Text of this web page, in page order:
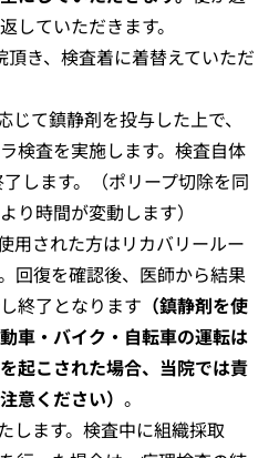
していただきます。
き、検査着に着替えていただ
て鎮静剤を投与した上で、
検査を実施します。検査自体
します。（ポリープ切除を同
り時間が変動します）
用された方はリカバリールー
回復を確認後、医師から結果
終了となります （鎮静剤を使
車・バイク・自転車の運転は
起こされた場合、当院では責
意ください） 。
します。検査中に組織採取